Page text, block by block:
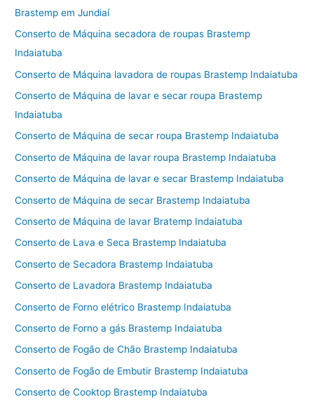
Brastemp em Jundiaí
Conserto de Máquina secadora de roupas Brastemp
Indaiatuba
Conserto de Máquina lavadora de roupas Brastemp Indaiatuba
Conserto de Máquina de lavar e secar roupa Brastemp
Indaiatuba
Conserto de Máquina de secar roupa Brastemp Indaiatuba
Conserto de Máquina de lavar roupa Brastemp Indaiatuba
Conserto de Máquina de lavar e secar Brastemp Indaiatuba
Conserto de Máquina de secar Brastemp Indaiatuba
Conserto de Máquina de lavar Bratemp Indaiatuba
Conserto de Lava e Seca Brastemp Indaiatuba
Conserto de Secadora Brastemp Indaiatuba
Conserto de Lavadora Brastemp Indaiatuba
Conserto de Forno elétrico Brastemp Indaiatuba
Conserto de Forno a gás Brastemp Indaiatuba
Conserto de Fogão de Chão Brastemp Indaiatuba
Conserto de Fogão de Embutir Brastemp Indaiatuba
Conserto de Cooktop Brastemp Indaiatuba